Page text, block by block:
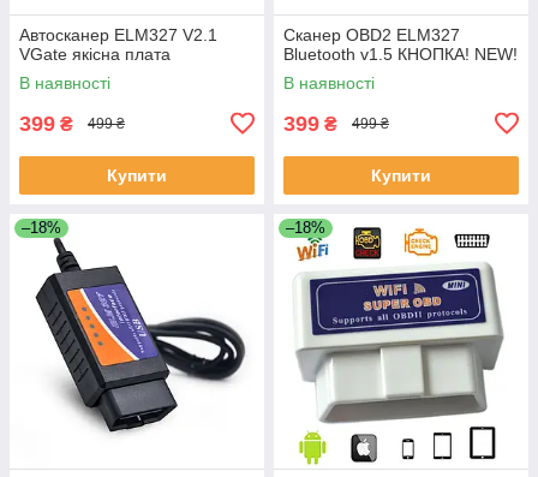
Автосканер ELM327 V2.1
VGate якісна плата
В наявності
399 ₴ 499 ₴
Купити
Сканер OBD2 ELM327
Bluetooth v1.5 КНОПКА! NEW!
В наявності
399 ₴ 499 ₴
Купити
–18% –18%